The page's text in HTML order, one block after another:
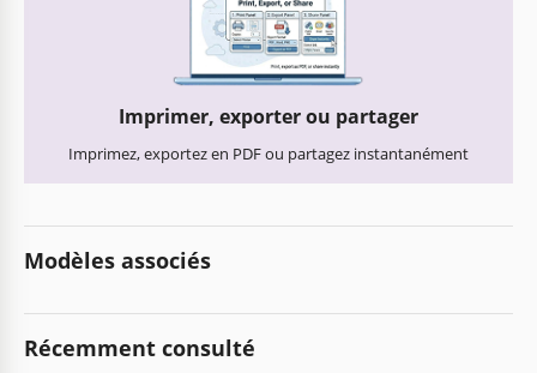
Imprimer, exporter ou partager
Imprimez, exportez en PDF ou partagez instantanément
Modèles associés
Récemment consulté